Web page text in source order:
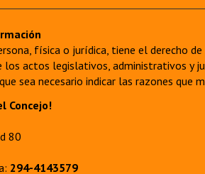
física o jurídica, tiene el derecho
los actos legislativos, administrativos y
sea necesario indicar las razones que
Concejo!
80
294-4143579